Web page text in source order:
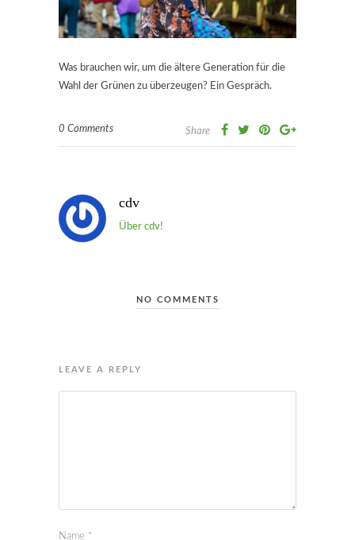
Was brauchen wir, um die ältere Generation für die
Wahl der Grünen zu überzeugen? Ein Gespräch.
0 Comments Share
cdv
Über cdv!
NO COMMENTS
LEAVE A REPLY
Name *